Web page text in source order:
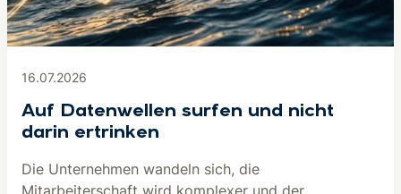
16.07.2026
Auf Datenwellen surfen und nicht
darin ertrinken
Die Unternehmen wandeln sich, die